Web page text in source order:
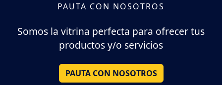
PAUTA CON NOSOTROS
Somos la vitrina perfecta para ofrecer tus
productos y/o servicios
PAUTA CON NOSOTROS